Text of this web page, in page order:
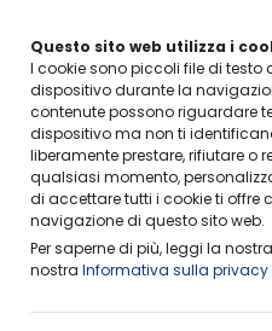
Questo sito web utilizza i
I cookie sono piccoli file di
dispositivo durante la
contenute possono riguardare
dispositivo ma non ti
liberamente prestare, rifiutare o
qualsiasi momento,
di accettare tutti i cookie ti offre
navigazione di questo sito web.
Per saperne di più, leggi la nostra
nostra Informativa sulla privacy
Info importanti per
Home Ambiti Operativi
Controllo su elementi